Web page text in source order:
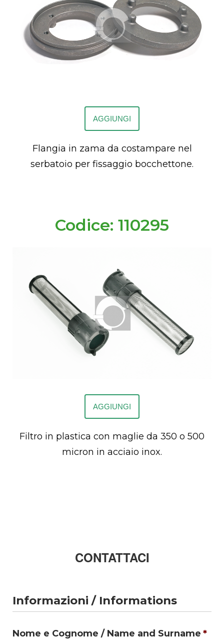
AGGIUNGI
Flangia in zama da costampare nel
serbatoio per fissaggio bocchettone.
Codice: 110295
AGGIUNGI
Filtro in plastica con maglie da 350 o 500
micron in acciaio inox.
CONTATTACI
Informazioni / Informations
Nome e Cognome / Name and Surname *